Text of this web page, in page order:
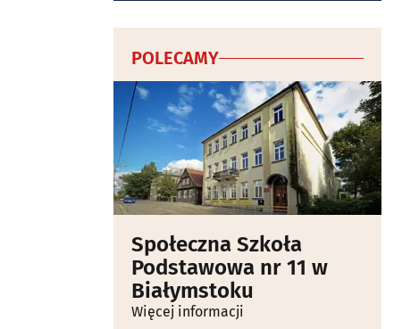
POLECAMY
Społeczna Szkoła
Podstawowa nr 11 w
Białymstoku
Więcej informacji